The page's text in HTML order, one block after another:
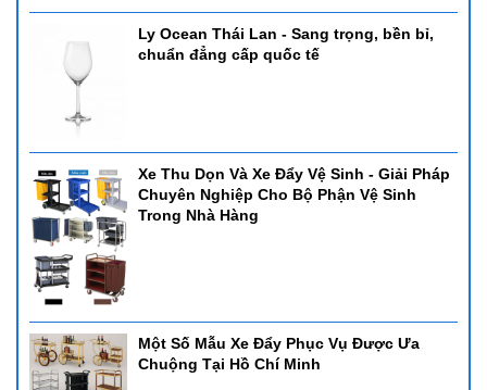
Ly Ocean Thái Lan - Sang trọng, bền bỉ,
chuẩn đẳng cấp quốc tế
Xe Thu Dọn Và Xe Đẩy Vệ Sinh - Giải Pháp
Chuyên Nghiệp Cho Bộ Phận Vệ Sinh
Trong Nhà Hàng
Một Số Mẫu Xe Đẩy Phục Vụ Được Ưa
Chuộng Tại Hồ Chí Minh